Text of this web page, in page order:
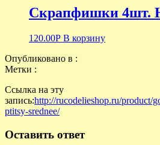
Скрапфишки 4шт.
120.00Р В корзину
Опубликовано в :
Метки :
Ссылка на эту
запись:http://rucodelieshop.ru/product/
ptitsy-srednee/
Оставить ответ